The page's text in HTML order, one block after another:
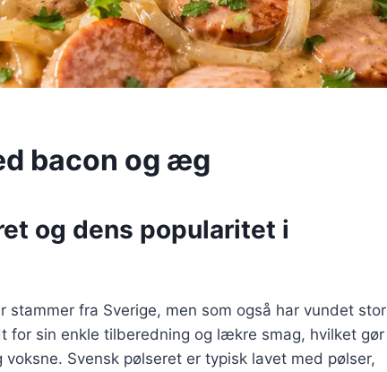
bacon og æg
og dens popularitet i
stammer fra Sverige, men som også har vundet stor
for sin enkle tilberedning og lækre smag, hvilket gør
Svensk pølseret er typisk lavet med pølser,